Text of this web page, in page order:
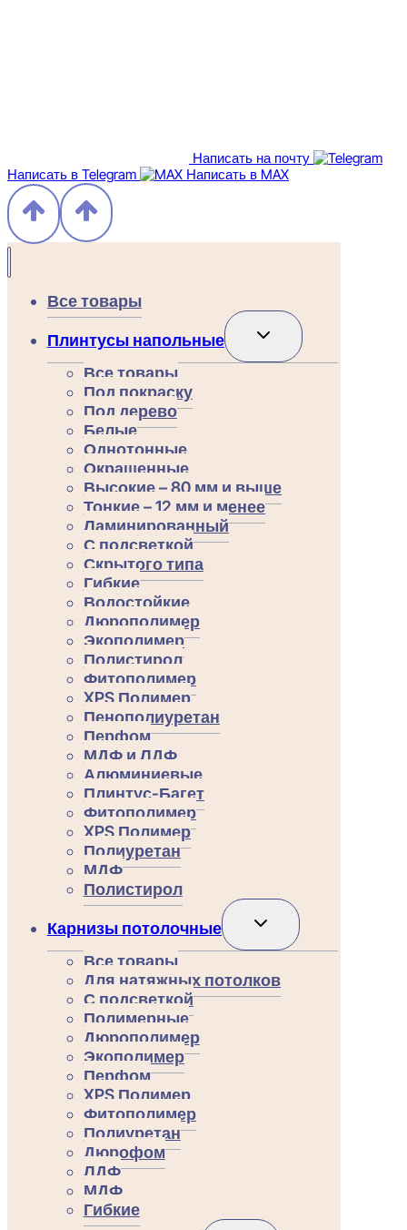
Написать на почту
Написать в Telegram
Написать в MAX
Все товары
Плинтусы напольные
Переключить
дочернее
меню
Все товары
Под покраску
Под дерево
Белые
Однотонные
Окрашенные
Высокие – 80 мм и выше
Тонкие – 12 мм и менее
Ламинированный
С подсветкой
Скрытого типа
Гибкие
Водостойкие
Дюрополимер
Экополимер
Полистирол
Фитополимер
XPS Полимер
Пенополиуретан
Перфом
МДФ и ЛДФ
Алюминиевые
Плинтус-Багет
Фитополимер
XPS Полимер
Полиуретан
МДФ
Полистирол
Карнизы потолочные
Переключить
дочернее
меню
Все товары
Для натяжных потолков
С подсветкой
Полимерные
Дюрополимер
Экополимер
Перфом
XPS Полимер
Фитополимер
Полиуретан
Дюрофом
ЛДФ
МДФ
Гибкие